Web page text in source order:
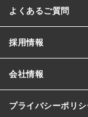
よくあるご質問
採用情報
会社情報
プライバシーポリ